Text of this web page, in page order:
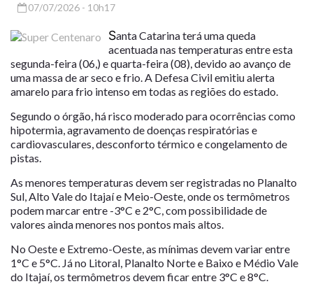
07/07/2026 - 10h17
Santa Catarina terá uma queda
acentuada nas temperaturas entre esta
segunda-feira (06,) e quarta-feira (08), devido ao avanço de
uma massa de ar seco e frio. A Defesa Civil emitiu alerta
amarelo para frio intenso em todas as regiões do estado.
Segundo o órgão, há risco moderado para ocorrências como
hipotermia, agravamento de doenças respiratórias e
cardiovasculares, desconforto térmico e congelamento de
pistas.
As menores temperaturas devem ser registradas no Planalto
Sul, Alto Vale do Itajaí e Meio-Oeste, onde os termômetros
podem marcar entre -3°C e 2°C, com possibilidade de
valores ainda menores nos pontos mais altos.
No Oeste e Extremo-Oeste, as mínimas devem variar entre
1°C e 5°C. Já no Litoral, Planalto Norte e Baixo e Médio Vale
do Itajaí, os termômetros devem ficar entre 3°C e 8°C.